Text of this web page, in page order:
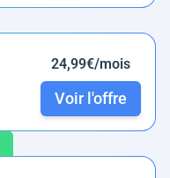
24,99€/mois
Voir l'offre